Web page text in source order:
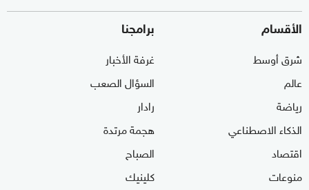
الأقسام
شرق أوسط
عالم
رياضة
الذكاء الاصطناعي
اقتصاد
منوعات
برامجنا
غرفة الأخبار
السؤال الصعب
رادار
هجمة مرتدة
الصباح
كلينيك